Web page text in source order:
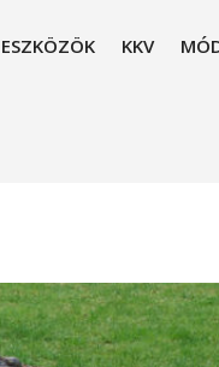
ESZKÖZÖK KKV